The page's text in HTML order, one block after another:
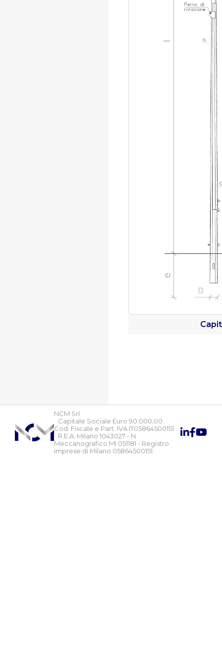
NCM Srl
Capitale Sociale Euro 90.000,00.
Cod. Fiscale e Part. IVA IT05864500151
R.E.A. Milano 1043027 - N.
Meccanografico MI 051181 - Registro
imprese di Milano 05864500151